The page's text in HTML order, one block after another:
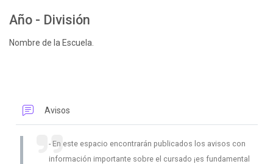
Perfilado de sección
Año - División
Nombre de la Escuela.
Avisos
En este espacio encontrarán publicados los avisos con
información importante sobre el cursado ¡es fundamental